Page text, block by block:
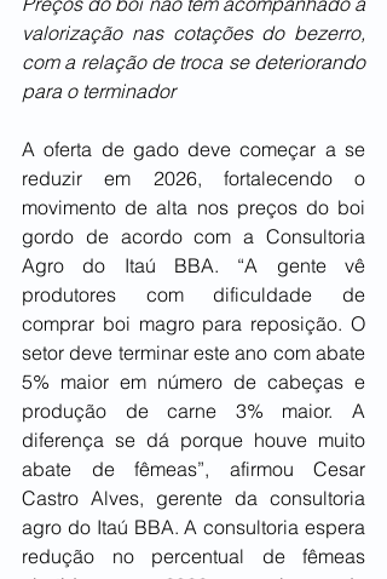
valorização nas cotações do bezerro,
com a relação de troca se deteriorando
para o terminador
A oferta de gado deve começar a se
reduzir em 2026, fortalecendo o
movimento de alta nos preços do boi
gordo de acordo com a Consultoria
Agro do Itaú BBA. “A gente vê
produtores com dificuldade de
comprar boi magro para reposição. O
setor deve terminar este ano com abate
5% maior em número de cabeças e
produção de carne 3% maior. A
diferença se dá porque houve muito
abate de fêmeas”, afirmou Cesar
Castro Alves, gerente da consultoria
agro do Itaú BBA. A consultoria espera
redução no percentual de fêmeas